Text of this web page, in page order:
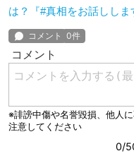
は？『#真相をお話しし